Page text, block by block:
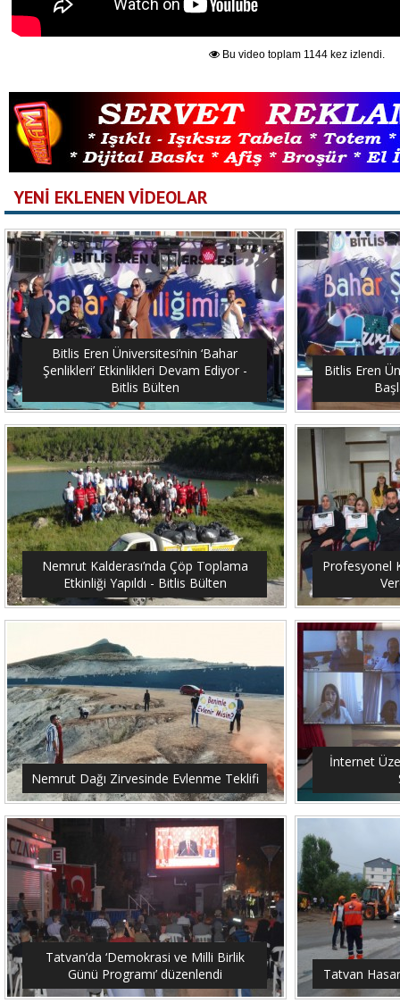
Bu video toplam 1144 kez izlendi.
YENİ EKLENEN VİDEOLAR
Bitlis Eren Üniversitesi’nin ‘Bahar
Şenlikleri’ Etkinlikleri Devam Ediyor -
Bitlis Bülten
Bitlis Eren
Nemrut Kalderası’nda Çöp Toplama
Etkinliği Yapıldı - Bitlis Bülten
Profesyonel
Nemrut Dağı Zirvesinde Evlenme Teklifi
İnternet
Tatvan’da ‘Demokrasi ve Milli Birlik
Günü Programı’ düzenlendi
Tatvan Hasar